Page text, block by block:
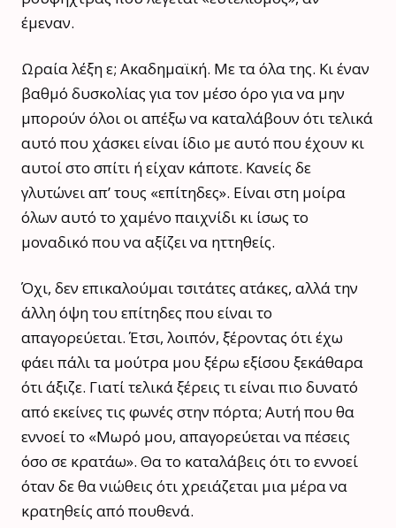
έμεναν.
Ωραία λέξη ε; Ακαδημαϊκή. Με τα όλα της. Κι έναν
βαθμό δυσκολίας για τον μέσο όρο για να μην
μπορούν όλοι οι απέξω να καταλάβουν ότι τελικά
αυτό που χάσκει είναι ίδιο με αυτό που έχουν κι
αυτοί στο σπίτι ή είχαν κάποτε. Κανείς δε
γλυτώνει απ’ τους «επίτηδες». Είναι στη μοίρα
όλων αυτό το χαμένο παιχνίδι κι ίσως το
μοναδικό που να αξίζει να ηττηθείς.
Όχι, δεν επικαλούμαι τσιτάτες ατάκες, αλλά την
άλλη όψη του επίτηδες που είναι το
απαγορεύεται. Έτσι, λοιπόν, ξέροντας ότι έχω
φάει πάλι τα μούτρα μου ξέρω εξίσου ξεκάθαρα
ότι άξιζε. Γιατί τελικά ξέρεις τι είναι πιο δυνατό
από εκείνες τις φωνές στην πόρτα; Αυτή που θα
εννοεί το «Μωρό μου, απαγορεύεται να πέσεις
όσο σε κρατάω». Θα το καταλάβεις ότι το εννοεί
όταν δε θα νιώθεις ότι χρειάζεται μια μέρα να
κρατηθείς από πουθενά.